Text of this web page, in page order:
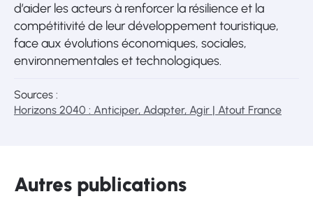
d’aider les acteurs à renforcer la résilience et la
compétitivité de leur développement touristique,
face aux évolutions économiques, sociales,
environnementales et technologiques.
Sources :
Horizons 2040 : Anticiper, Adapter, Agir | Atout France
Autres publications